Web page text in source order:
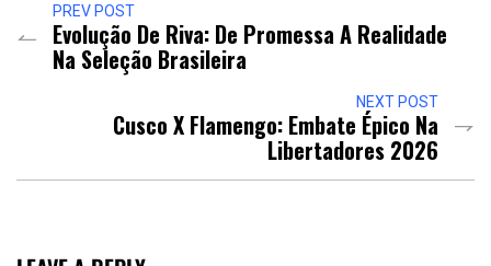
PREV POST
Evolução De Riva: De Promessa A Realidade
Na Seleção Brasileira
NEXT POST
Cusco X Flamengo: Embate Épico Na
Libertadores 2026